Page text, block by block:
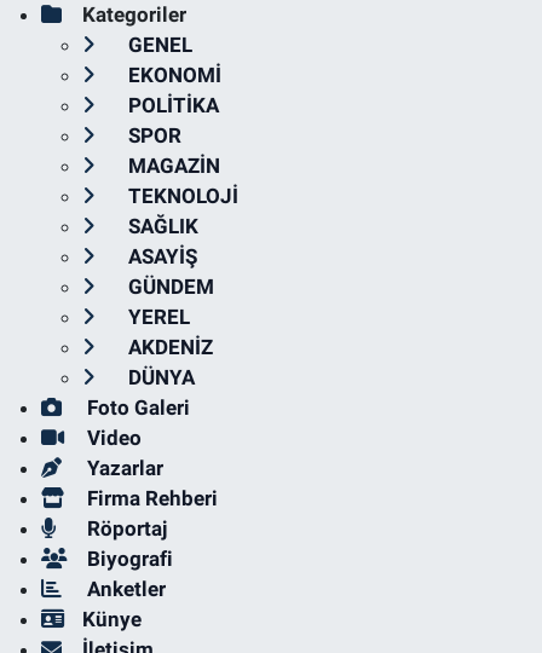
Kategoriler
GENEL
EKONOMİ
POLİTİKA
SPOR
MAGAZİN
TEKNOLOJİ
SAĞLIK
ASAYİŞ
GÜNDEM
YEREL
AKDENİZ
DÜNYA
Foto Galeri
Video
Yazarlar
Firma Rehberi
Röportaj
Biyografi
Anketler
Künye